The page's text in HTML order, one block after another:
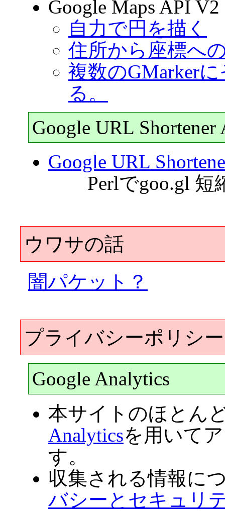
Google Maps API
自力で円を描く
住所から座標へ
複数のGMarker
る。
Google URL Shortener
Google URL
Perlでgoo.gl 短
ウワサの話
闇パケット？
プライバシーポリシー
Google Analytics
本サイトのほとん
Analyticsを用いて
す。
収集される情報に
バシーとセキュリ